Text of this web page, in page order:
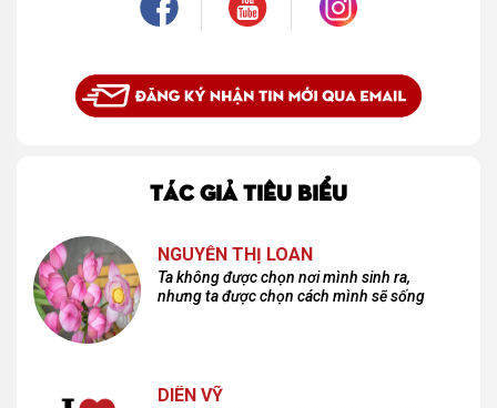
TÁC GIẢ TIÊU BIỂU
NGUYỄN THỊ LOAN
Ta không được chọn nơi mình sinh ra,
nhưng ta được chọn cách mình sẽ sống
DIÊN VỸ